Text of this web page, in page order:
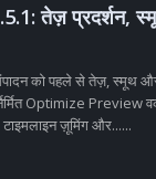
तेज़ प्रदर्शन,
को पहले से तेज़, स्मूथ और
Optimize Preview
ज़ूमिंग और......